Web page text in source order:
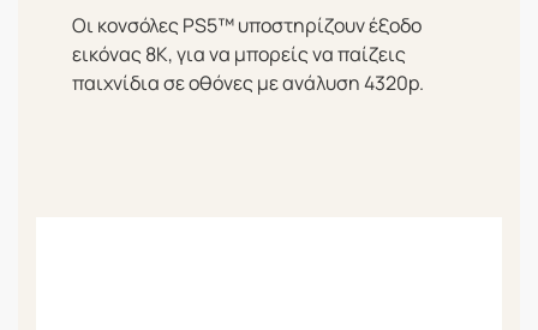
Οι κονσόλες PS5™ υποστηρίζουν έξοδο
εικόνας 8K, για να μπορείς να παίζεις
παιχνίδια σε οθόνες με ανάλυση 4320p.